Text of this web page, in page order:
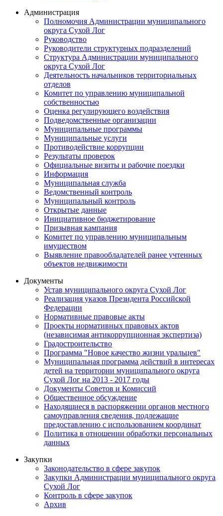
Администрация
Полномочия Администрации муниципального
округа Сухой Лог
Руководство
Руководители структурных подразделений
Структура Администрации муниципального
округа Сухой Лог
Деятельность начальников территориальных
отделов
Комитет по управлению муниципальной
собственностью
Оценка регулирующего воздействия
Подведомственные организации
Муниципальные программы
Муниципальные услуги
Противодействие коррупции
Результаты проверок
Официальные визиты и рабочие поездки
Информация
Муниципальная служба
Ведомственный контроль
Муниципальный контроль
Открытые данные
Инициативное бюджетирование
Призывная кампания
Комитет по управлению муниципальным
имуществом
Выявление правообладателей ранее учтенных
объектов недвижимости
Документы
Устав муниципального округа Сухой Лог
Реализация указов Президента Российской
Федерации
Нормативные правовые акты
Проекты нормативных правовых актов
(независимая антикоррупционная экспертиза)
Градостроительство
Программа "Новое качество жизни уральцев"
Муниципальная программа действий в интересах
детей на территории муниципального округа
Сухой Лог на 2013 - 2017 годы
Документы Советов и Комиссий
Общественное обсуждение
Находящиеся в распоряжении органов местного
самоуправления сведения, подлежащие
предоставлению с использованием координат
Политика в отношении обработки персональных
данных
Закупки
Законодательство в сфере закупок
Закупки Администрации муниципального округа
Сухой Лог
Контроль в сфере закупок
Архив